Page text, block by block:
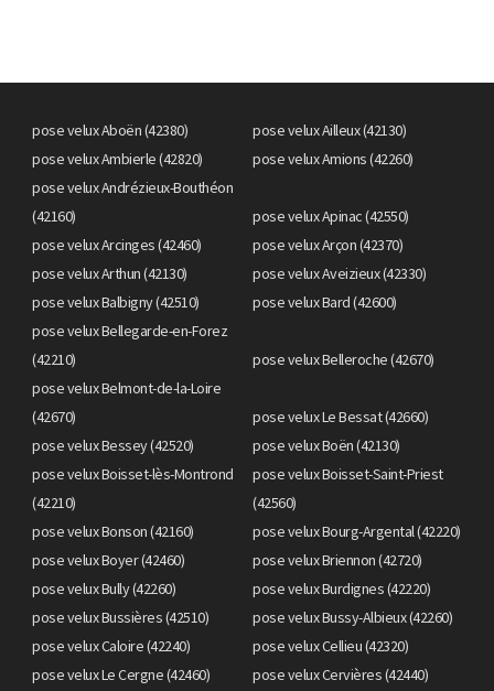
pose velux Aboën (42380)
pose velux Ailleux (42130)
pose velux Ambierle (42820)
pose velux Amions (42260)
pose velux Andrézieux-Bouthéon
(42160)
pose velux Apinac (42550)
pose velux Arcinges (42460)
pose velux Arçon (42370)
pose velux Arthun (42130)
pose velux Aveizieux (42330)
pose velux Balbigny (42510)
pose velux Bard (42600)
pose velux Bellegarde-en-Forez
(42210)
pose velux Belleroche (42670)
pose velux Belmont-de-la-Loire
(42670)
pose velux Le Bessat (42660)
pose velux Bessey (42520)
pose velux Boën (42130)
pose velux Boisset-lès-Montrond
(42210)
pose velux Boisset-Saint-Priest
(42560)
pose velux Bonson (42160)
pose velux Bourg-Argental (42220)
pose velux Boyer (42460)
pose velux Briennon (42720)
pose velux Bully (42260)
pose velux Burdignes (42220)
pose velux Bussières (42510)
pose velux Bussy-Albieux (42260)
pose velux Caloire (42240)
pose velux Cellieu (42320)
pose velux Le Cergne (42460)
pose velux Cervières (42440)